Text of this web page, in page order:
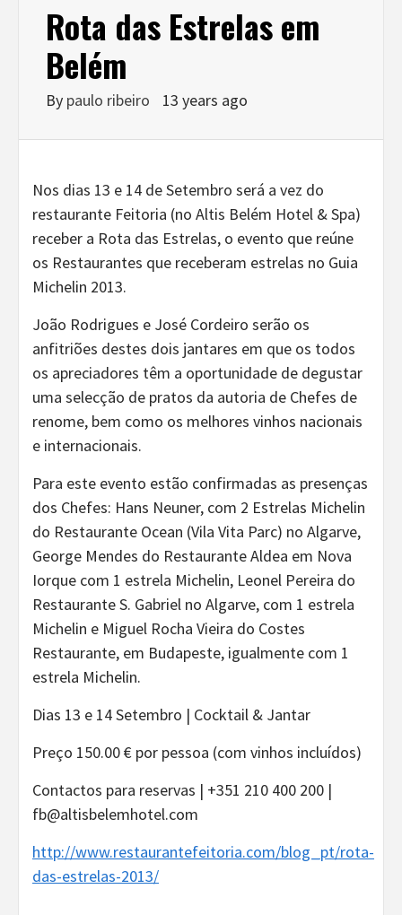
Rota das Estrelas em
Belém
By paulo ribeiro 13 years ago
Nos dias 13 e 14 de Setembro será a vez do
restaurante Feitoria (no Altis Belém Hotel & Spa)
receber a Rota das Estrelas, o evento que reúne
os Restaurantes que receberam estrelas no Guia
Michelin 2013.
João Rodrigues e José Cordeiro serão os
anfitriões destes dois jantares em que os todos
os apreciadores têm a oportunidade de degustar
uma selecção de pratos da autoria de Chefes de
renome, bem como os melhores vinhos nacionais
e internacionais.
Para este evento estão confirmadas as presenças
dos Chefes: Hans Neuner, com 2 Estrelas Michelin
do Restaurante Ocean (Vila Vita Parc) no Algarve,
George Mendes do Restaurante Aldea em Nova
Iorque com 1 estrela Michelin, Leonel Pereira do
Restaurante S. Gabriel no Algarve, com 1 estrela
Michelin e Miguel Rocha Vieira do Costes
Restaurante, em Budapeste, igualmente com 1
estrela Michelin.
Dias 13 e 14 Setembro | Cocktail & Jantar
Preço 150.00 € por pessoa (com vinhos incluídos)
Contactos para reservas | +351 210 400 200 |
fb@altisbelemhotel.com
http://www.restaurantefeitoria.com/blog_pt/rota-
das-estrelas-2013/